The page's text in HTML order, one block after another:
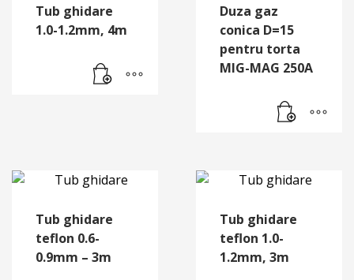
Tub ghidare
1.0-1.2mm, 4m
Duza gaz
conica D=15
pentru torta
MIG-MAG 250A
Tub ghidare
teflon 0.6-
0.9mm – 3m
Tub ghidare
teflon 1.0-
1.2mm, 3m